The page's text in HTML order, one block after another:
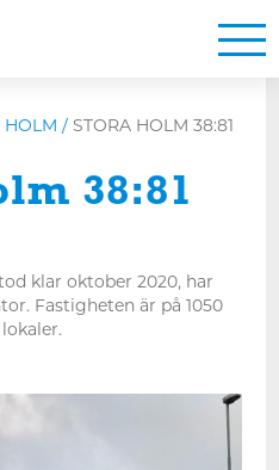
HOLM / STORA HOLM 38:81
38:81
klar oktober 2020, har
Fastigheten är på 1050